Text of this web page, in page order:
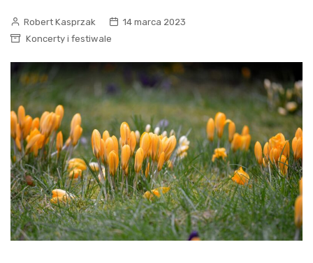
Robert Kasprzak
14 marca 2023
Koncerty i festiwale